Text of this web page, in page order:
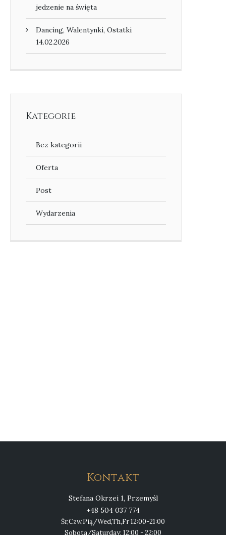
jedzenie na święta
Dancing, Walentynki, Ostatki
14.02.2026
Kategorie
Bez kategorii
Oferta
Post
Wydarzenia
Kontakt
Stefana Okrzei 1, Przemyśl
+48 504 037 774
Śr,Czw,Pią/Wed,Th,Fr 12:00-21:00
Sobota/Saturday: 12:00 - 22:00